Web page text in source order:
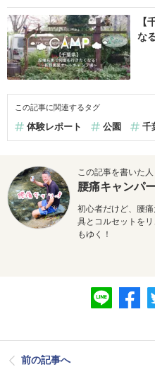
【
な
この記事に関連するタグ
体験レポート 公園 千
この記事を書いた人
腰痛キャンパ
初心者だけど、腰
具とコルセットをリ
もゆく！
前の記事へ